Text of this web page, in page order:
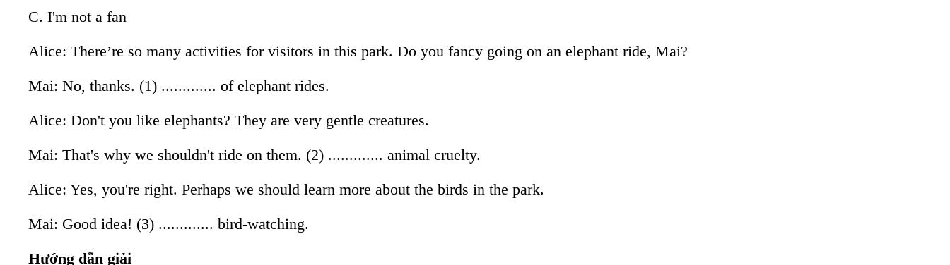
C. I'm not a fan
Alice: There’re so many activities for visitors in this park. Do you fancy going on an elephant ride, Mai?
Mai: No, thanks. (1) ............. of elephant rides.
Alice: Don't you like elephants? They are very gentle creatures.
Mai: That's why we shouldn't ride on them. (2) ............. animal cruelty.
Alice: Yes, you're right. Perhaps we should learn more about the birds in the park.
Mai: Good idea! (3) ............. bird-watching.
Hướng dẫn giải